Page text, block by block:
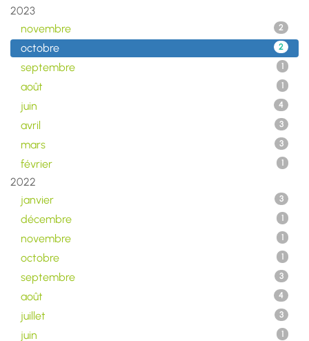
2023
novembre
2
octobre 2
septembre 1
août 1
juin 4
avril 3
mars 3
février 1
2022
janvier
3
décembre 1
novembre 1
octobre 1
septembre 3
août 4
juillet 3
juin 1